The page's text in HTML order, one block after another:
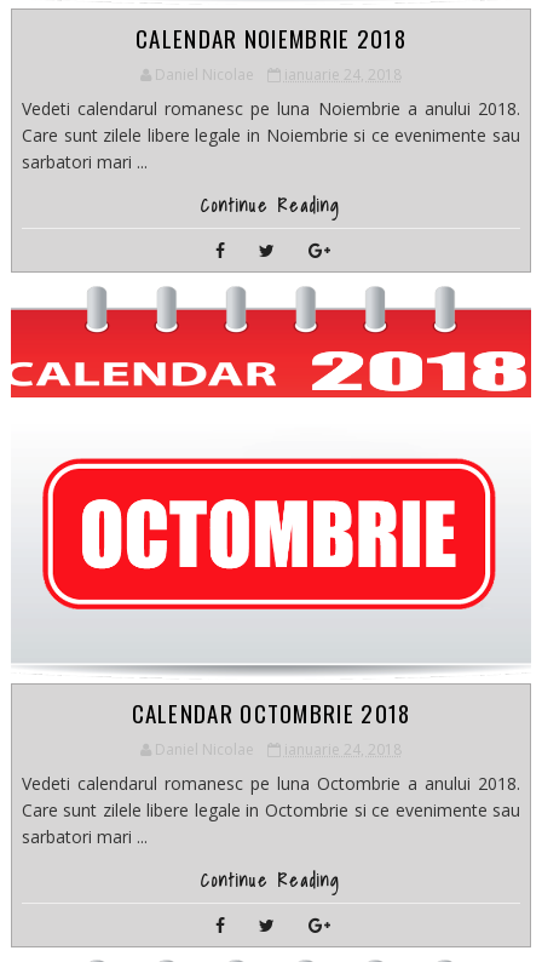
CALENDAR NOIEMBRIE 2018
Daniel Nicolae ianuarie 24, 2018
Vedeti calendarul romanesc pe luna Noiembrie a anului 2018.
Care sunt zilele libere legale in Noiembrie si ce evenimente sau
sarbatori mari ...
Continue Reading
CALENDAR OCTOMBRIE 2018
Daniel Nicolae ianuarie 24, 2018
Vedeti calendarul romanesc pe luna Octombrie a anului 2018.
Care sunt zilele libere legale in Octombrie si ce evenimente sau
sarbatori mari ...
Continue Reading